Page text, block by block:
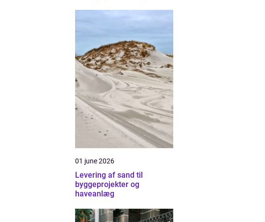
01 june 2026
Levering af sand til
byggeprojekter og
haveanlæg